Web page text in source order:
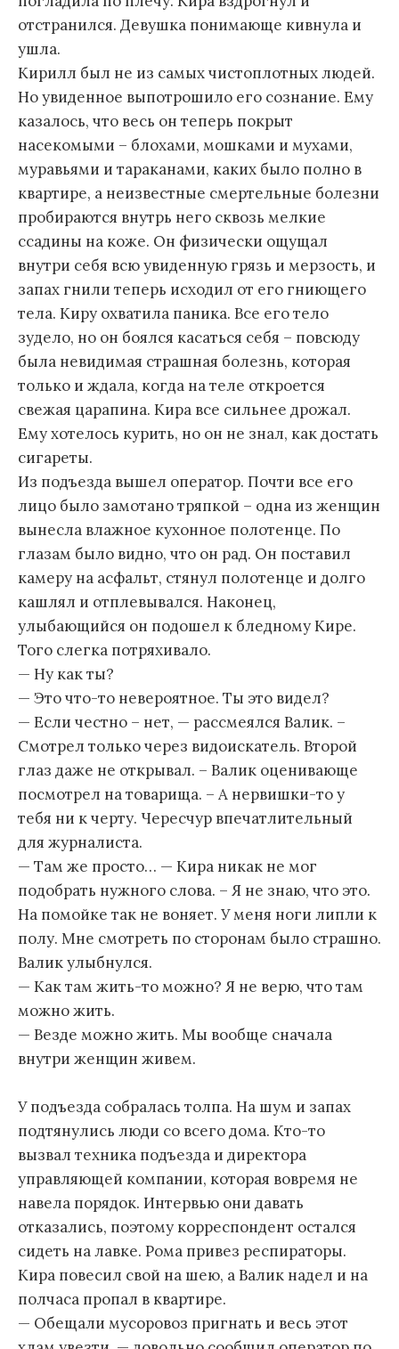
отстранился. Девушка понимающе кивнула и
ушла.
Кирилл был не из самых чистоплотных людей.
Но увиденное выпотрошило его сознание. Ему
казалось, что весь он теперь покрыт
насекомыми – блохами, мошками и мухами,
муравьями и тараканами, каких было полно в
квартире, а неизвестные смертельные болезни
пробираются внутрь него сквозь мелкие
ссадины на коже. Он физически ощущал
внутри себя всю увиденную грязь и мерзость, и
запах гнили теперь исходил от его гниющего
тела. Киру охватила паника. Все его тело
зудело, но он боялся касаться себя – повсюду
была невидимая страшная болезнь, которая
только и ждала, когда на теле откроется
свежая царапина. Кира все сильнее дрожал.
Ему хотелось курить, но он не знал, как достать
сигареты.
Из подъезда вышел оператор. Почти все его
лицо было замотано тряпкой – одна из женщин
вынесла влажное кухонное полотенце. По
глазам было видно, что он рад. Он поставил
камеру на асфальт, стянул полотенце и долго
кашлял и отплевывался. Наконец,
улыбающийся он подошел к бледному Кире.
Того слегка потряхивало.
— Ну как ты?
— Это что-то невероятное. Ты это видел?
— Если честно – нет, — рассмеялся Валик. –
Смотрел только через видоискатель. Второй
глаз даже не открывал. – Валик оценивающе
посмотрел на товарища. – А нервишки-то у
тебя ни к черту. Чересчур впечатлительный
для журналиста.
— Там же просто… — Кира никак не мог
подобрать нужного слова. – Я не знаю, что это.
На помойке так не воняет. У меня ноги липли к
полу. Мне смотреть по сторонам было страшно.
Валик улыбнулся.
— Как там жить-то можно? Я не верю, что там
можно жить.
— Везде можно жить. Мы вообще сначала
внутри женщин живем.
У подъезда собралась толпа. На шум и запах
подтянулись люди со всего дома. Кто-то
вызвал техника подъезда и директора
управляющей компании, которая вовремя не
навела порядок. Интервью они давать
отказались, поэтому корреспондент остался
сидеть на лавке. Рома привез респираторы.
Кира повесил свой на шею, а Валик надел и на
полчаса пропал в квартире.
— Обещали мусоровоз пригнать и весь этот